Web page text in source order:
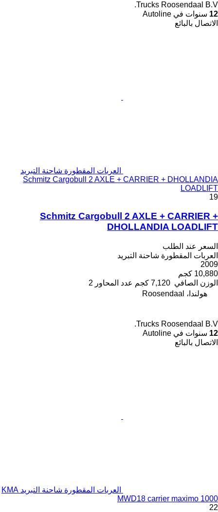
Trucks Roosendaal B.V.
12 سنوات في Autoline
الاتصال بالبائع
العربات المقطورة شاحنة التبريد
Schmitz Cargobull 2 AXLE + CARRIER + DHOLLANDIA
LOADLIFT
19
Schmitz Cargobull 2 AXLE + CARRIER +
DHOLLANDIA LOADLIFT
السعر عند الطلب
العربات المقطورة شاحنة التبريد
2009
10,880 كجم
الوزن الصافي 7,120 كجم عدد المحاور 2
هولندا، Roosendaal
Trucks Roosendaal B.V.
12 سنوات في Autoline
الاتصال بالبائع
العربات المقطورة شاحنة التبريد KMA
MWD18 carrier maximo 1000
22